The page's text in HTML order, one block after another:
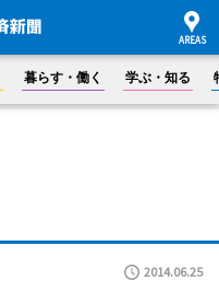
暮らす・働く 学ぶ・知る
2014.06.25